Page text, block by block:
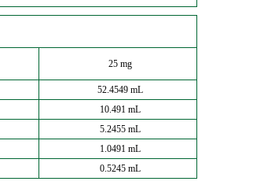
25 mg
52.4549 mL
10.491 mL
5.2455 mL
1.0491 mL
0.5245 mL